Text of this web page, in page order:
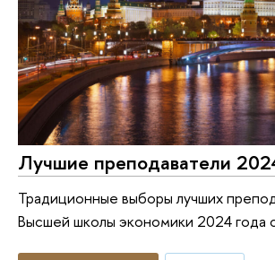
Лучшие преподаватели
Традиционные выборы лучших
Высшей школы экономики 2024 года